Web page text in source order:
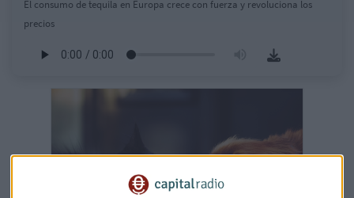
El consumo de tequila en Europa crece con fuerza y revoluciona los
precios